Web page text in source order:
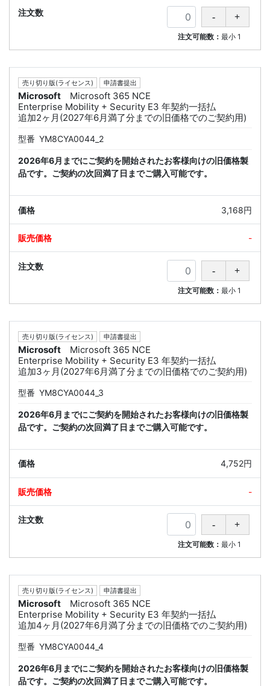
注文可能数：最小 1
売り切り版(ライセンス) 申請書提出
Microsoft
Microsoft 365 NCE
Enterprise Mobility + Security E3 年契約一括払
追加2ヶ月(2027年6月満了分までの旧価格でのご契約用)
型番 YM8CYA0044_2
2026年6月までにご契約を開始されたお客様向けの旧価格製
品です。ご契約の次回満了日までご購入可能です。
3,168円
-
注文可能数：最小 1
売り切り版(ライセンス) 申請書提出
Microsoft
Microsoft 365 NCE
Enterprise Mobility + Security E3 年契約一括払
追加3ヶ月(2027年6月満了分までの旧価格でのご契約用)
型番 YM8CYA0044_3
2026年6月までにご契約を開始されたお客様向けの旧価格製
品です。ご契約の次回満了日までご購入可能です。
4,752円
-
注文可能数：最小 1
売り切り版(ライセンス) 申請書提出
Microsoft
Microsoft 365 NCE
Enterprise Mobility + Security E3 年契約一括払
追加4ヶ月(2027年6月満了分までの旧価格でのご契約用)
型番 YM8CYA0044_4
2026年6月までにご契約を開始されたお客様向けの旧価格製
品です。ご契約の次回満了日までご購入可能です。